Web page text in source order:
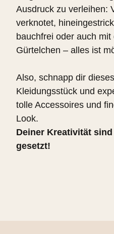
Ausdruck zu verleihen:
verknotet,
bauchfrei oder auch mit
Gürtelchen – alles ist
Also, schnapp dir
Kleidungsstück und
tolle Accessoires und
Look.
Deiner Kreativität
gesetzt!